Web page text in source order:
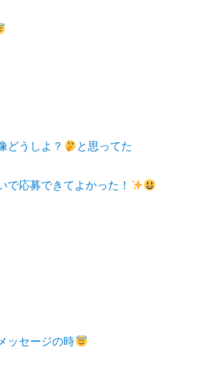
どうしよ？
と思ってた
で応募できてよかった！
ッセージの時